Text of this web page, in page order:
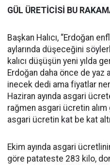
GÜL ÜRETİCİSİ BU
Başkan Halıcı, “Erdoğan
aylarında düşeceğini
kalıcı düşüşün yeni yılda
Erdoğan daha önce de yaz
inecek dedi ama fiyatlar
Haziran ayında asgari
rağmen asgari ücretin
asgari ücretin kat be kat
Ekim ayında asgari
göre patateste 283 kilo,